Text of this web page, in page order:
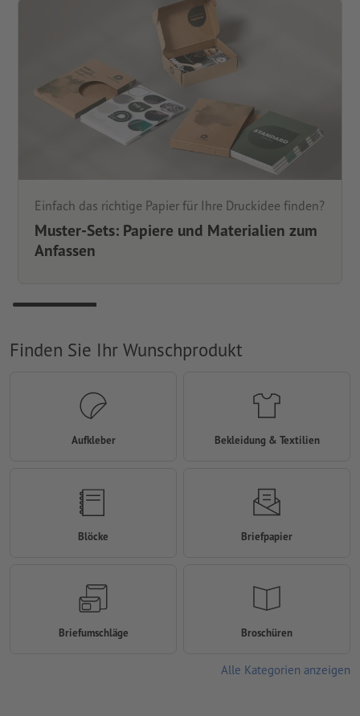
Einfach das richtige Papier für Ihre Druckidee finden?
Muster-Sets: Papiere und Materialien zum
Anfassen
Finden Sie Ihr Wunschprodukt
Aufkleber Bekleidung & Textilien
Blöcke Briefpapier
Briefumschläge Broschüren
Alle Kategorien anzeigen